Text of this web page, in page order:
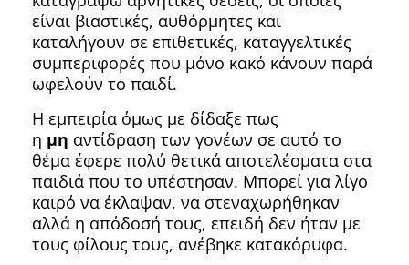
είναι βιαστικές, αυθόρμητες και
καταλήγουν σε επιθετικές, καταγγελτικές
συμπεριφορές που μόνο κακό κάνουν παρά
ωφελούν το παιδί.
Η εμπειρία όμως με δίδαξε πως
η μη αντίδραση των γονέων σε αυτό το
θέμα έφερε πολύ θετικά αποτελέσματα στα
παιδιά που το υπέστησαν. Μπορεί για λίγο
καιρό να έκλαψαν, να στεναχωρήθηκαν
αλλά η απόδοσή τους, επειδή δεν ήταν με
τους φίλους τους, ανέβηκε κατακόρυφα.